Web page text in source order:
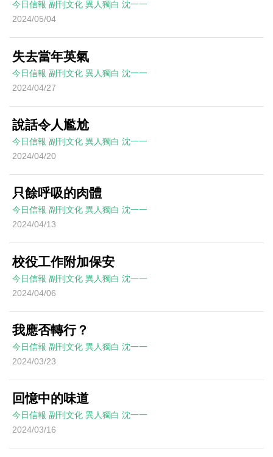
今日信報 副刊文化 異人獨白 沈一一
2024/05/04
失去當年英氣
今日信報 副刊文化 異人獨白 沈一一
2024/04/27
說話令人尷尬
今日信報 副刊文化 異人獨白 沈一一
2024/04/20
只餘呼吸的肉體
今日信報 副刊文化 異人獨白 沈一一
2024/04/13
校役工作附加保安
今日信報 副刊文化 異人獨白 沈一一
2024/04/06
我應否轉行？
今日信報 副刊文化 異人獨白 沈一一
2024/03/23
回憶中的味道
今日信報 副刊文化 異人獨白 沈一一
2024/03/16